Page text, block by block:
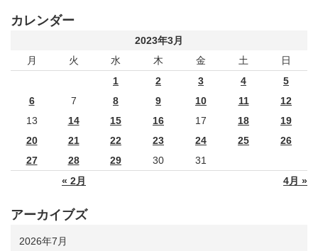
カレンダー
2023年3月
月
火 水 木 金 土 日
« 2月 4月 »
1 2 3 4
5
6
7 8 9 10 11
12
13
14 15 16 17 18
19
20
21 22 23 24 25
26
27
28 29 30 31
アーカイブズ
2026年7月